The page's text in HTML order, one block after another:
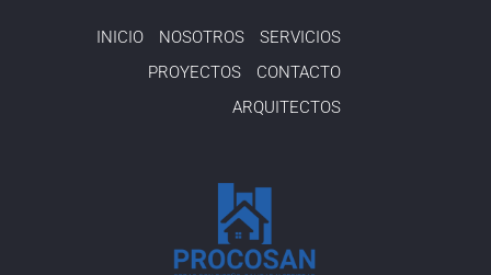
INICIO NOSOTROS
SERVICIOS
PROYECTOS
CONTACTO
ARQUITECTOS